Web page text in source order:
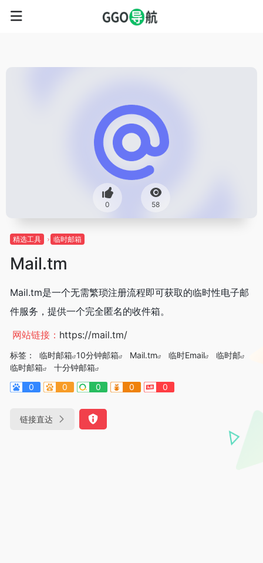
0 58
精选工具 临时邮箱
Mail.tm
Mail.tm是一个无需繁琐注册流程即可获取的临时性电子邮
件服务，提供一个完全匿名的收件箱。
网站链接： https://mail.tm/
标签： 临时邮箱 10分钟邮箱 Mail.tm 临时Email
临时邮
临时邮箱
十分钟邮箱
0
0 0 0 0
链接直达